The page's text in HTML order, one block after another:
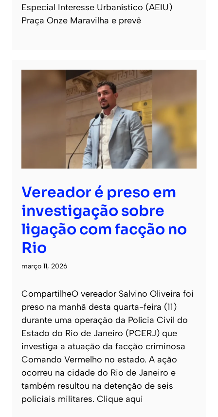
Especial Interesse Urbanístico (AEIU)
Praça Onze Maravilha e prevê
Vereador é preso em
investigação sobre
ligação com facção no
Rio
março 11, 2026
CompartilheO vereador Salvino Oliveira foi
preso na manhã desta quarta-feira (11)
durante uma operação da Polícia Civil do
Estado do Rio de Janeiro (PCERJ) que
investiga a atuação da facção criminosa
Comando Vermelho no estado. A ação
ocorreu na cidade do Rio de Janeiro e
também resultou na detenção de seis
policiais militares. Clique aqui